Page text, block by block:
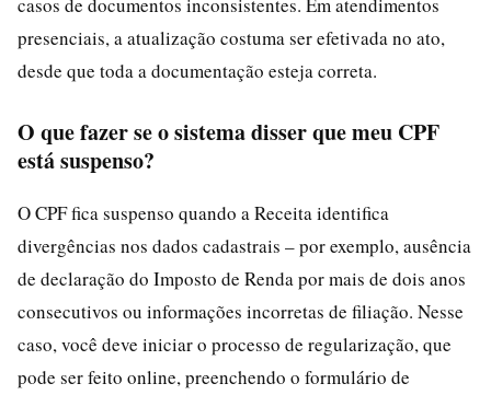
presenciais, a atualização costuma ser efetivada no ato,
desde que toda a documentação esteja correta.
O que fazer se o sistema disser que meu CPF
está suspenso?
O CPF fica suspenso quando a Receita identifica
divergências nos dados cadastrais – por exemplo, ausência
de declaração do Imposto de Renda por mais de dois anos
consecutivos ou informações incorretas de filiação. Nesse
caso, você deve iniciar o processo de regularização, que
pode ser feito online, preenchendo o formulário de